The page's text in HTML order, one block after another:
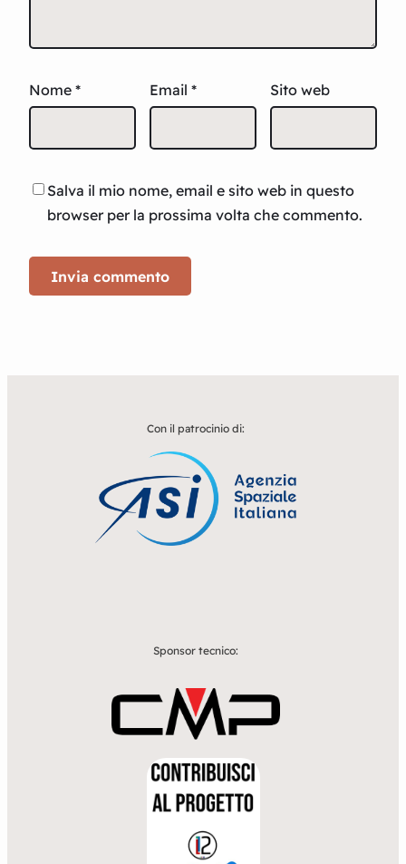
Nome * Email * Sito web
Salva il mio nome, email e sito web in questo
browser per la prossima volta che commento.
Con il patrocinio di:
Sponsor tecnico: